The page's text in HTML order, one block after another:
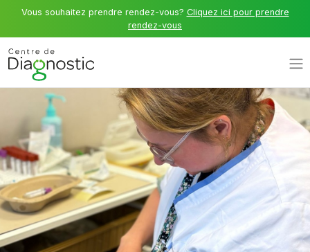
Vous souhaitez prendre rendez-vous? Cliquez ici pour prendre
rendez-vous